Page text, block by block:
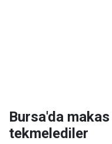
Bursa'da
tekmelediler